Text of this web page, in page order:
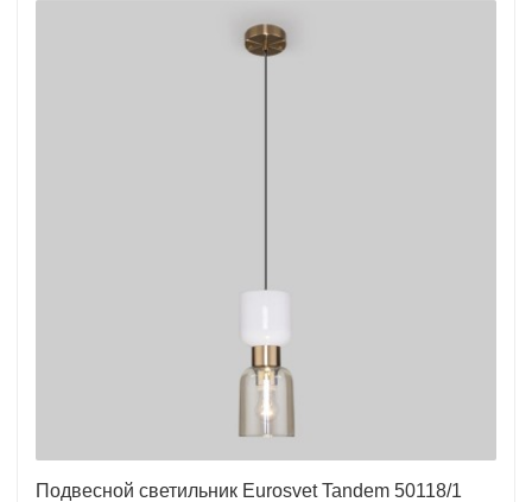
Подвесной светильник Eurosvet Tandem 50118/1